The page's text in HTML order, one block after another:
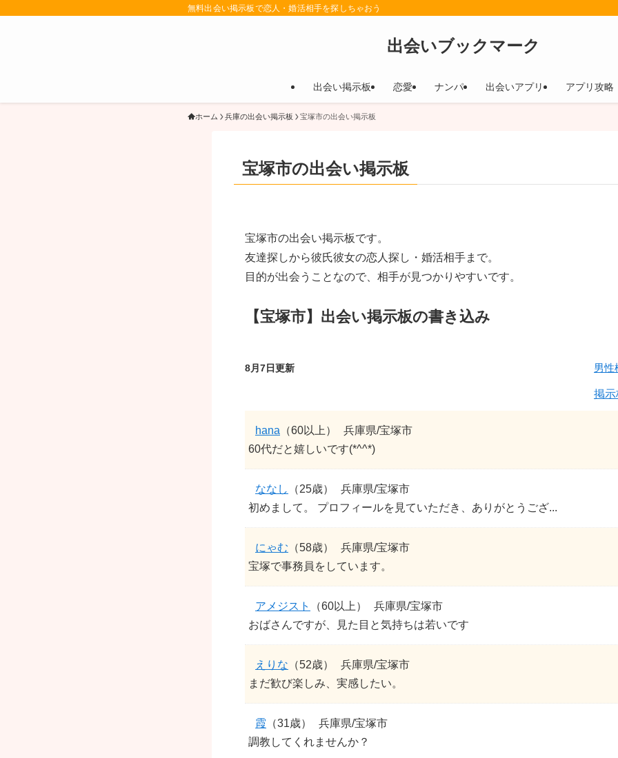
無料出会い掲示板で恋人・婚活相手を探しちゃおう
出会いブックマーク
出会い掲示板 恋愛 ナンパ 出会いアプリ アプリ攻略
ホーム 兵庫の出会い掲示板 宝塚市の出会い掲示板
宝塚市の出会い掲示板
宝塚市の出会い掲示板です。
友達探しから彼氏彼女の恋人探し・婚活相手まで。
目的が出会うことなので、相手が見つかりやすいです。
【宝塚市】出会い掲示板の書き込み
8月7日更新 男性
掲
hana （60以上）
兵庫県/宝塚市
60代だと嬉しいです(*^^*)
ななし （25歳）
兵庫県/宝塚市
初めまして。 プロフィールを見ていただき、ありがとうござ...
にゃむ （58歳）
兵庫県/宝塚市
宝塚で事務員をしています。
アメジスト （60以上）
兵庫県/宝塚市
おばさんですが、見た目と気持ちは若いです
えりな （52歳）
兵庫県/宝塚市
まだ歓び楽しみ、実感したい。
霞 （31歳）
兵庫県/宝塚市
調教してくれませんか？